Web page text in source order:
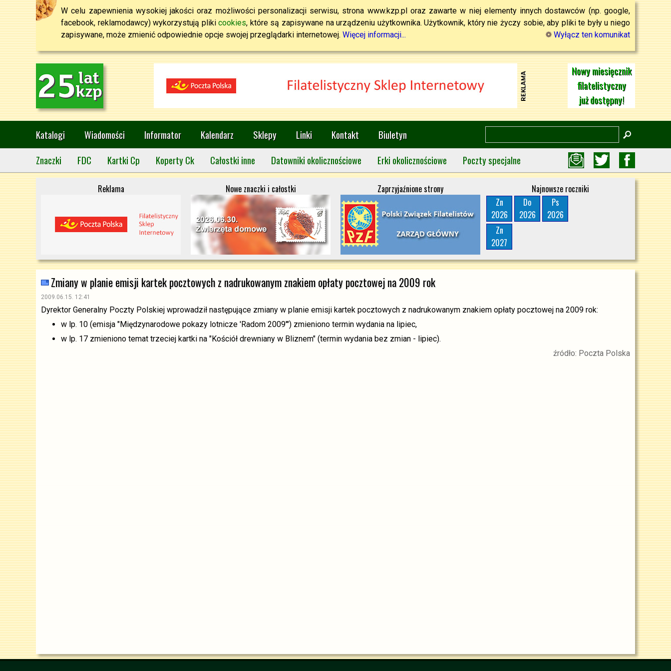
W celu zapewnienia wysokiej jakości oraz możliwości personalizacji serwisu, strona www.kzp.pl oraz zawarte w niej elementy innych dostawców (np. google,
facebook, reklamodawcy) wykorzystują plikicookies, które są zapisywane na urządzeniu użytkownika. Użytkownik, który nie życzy sobie, aby pliki te były u niego
zapisywane, może zmienić odpowiednie opcje swojej przeglądarki internetowej. Więcej informacji... Wyłącz ten komunikat
Nowy miesięcznik
filatelistyczny
już dostępny!
Katalogi Wiadomości Informator Kalendarz Sklepy Linki Kontakt
Biuletyn
Znaczki
FDC Kartki Cp Koperty Ck Całostki inne Datowniki okolicznościowe Erki okolicznościowe Poczty specjalne
Reklama Nowe znaczki i całostki Zaprzyjaźnione strony
Najnowsze roczniki
Zn
2026
Do
2026
Ps
2026
Zn
2027
Zmiany w planie emisji kartek pocztowych z nadrukowanym znakiem opłaty pocztowej na 2009 rok
2009.06.15. 12:41
Dyrektor Generalny Poczty Polskiej wprowadził następujące zmiany w planie emisji kartek pocztowych z nadrukowanym znakiem opłaty pocztowej na 2009 rok:
w lp. 10 (emisja "Międzynarodowe pokazy lotnicze 'Radom 2009'") zmieniono termin wydania na lipiec,
w lp. 17 zmieniono temat trzeciej kartki na "Kościół drewniany w Bliznem" (termin wydania bez zmian - lipiec).
źródło: Poczta Polska